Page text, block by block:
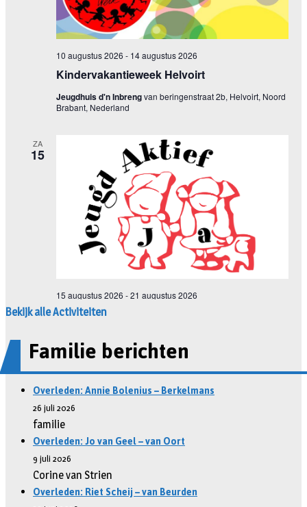
Bekijk alle Activiteiten
Familie berichten
Overleden: Annie Bolenius – Berkelmans
26 juli 2026
familie
Overleden: Jo van Geel – van Oort
9 juli 2026
Corine van Strien
Overleden: Riet Scheij – van Beurden